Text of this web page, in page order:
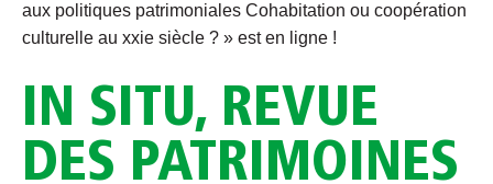
aux politiques patrimoniales Cohabitation ou coopération
culturelle au xxie siècle ? » est en ligne !
IN SITU, REVUE
DES PATRIMOINES